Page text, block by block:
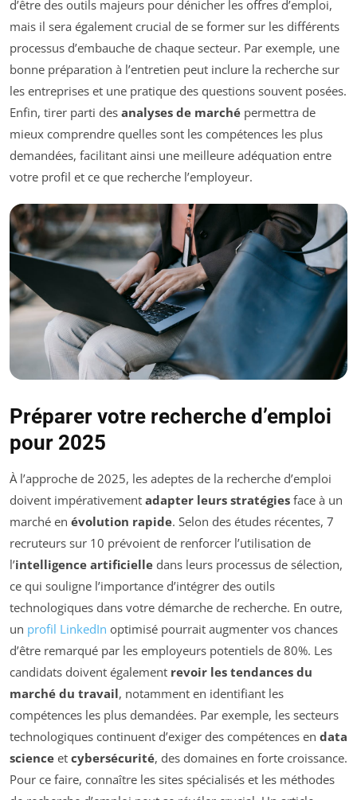
d’être des outils majeurs pour dénicher les offres d’emploi,
mais il sera également crucial de se former sur les différents
processus d’embauche de chaque secteur. Par exemple, une
bonne préparation à l’entretien peut inclure la recherche sur
les entreprises et une pratique des questions souvent posées.
Enfin, tirer parti des analyses de marché permettra de
mieux comprendre quelles sont les compétences les plus
demandées, facilitant ainsi une meilleure adéquation entre
votre profil et ce que recherche l’employeur.
Préparer votre recherche d’emploi
pour 2025
À l’approche de 2025, les adeptes de la recherche d’emploi
doivent impérativement adapter leurs stratégies face à un
marché en évolution rapide. Selon des études récentes, 7
recruteurs sur 10 prévoient de renforcer l’utilisation de
l’intelligence artificielle dans leurs processus de sélection,
ce qui souligne l’importance d’intégrer des outils
technologiques dans votre démarche de recherche. En outre,
un profil LinkedIn optimisé pourrait augmenter vos chances
d’être remarqué par les employeurs potentiels de 80%. Les
candidats doivent également revoir les tendances du
marché du travail, notamment en identifiant les
compétences les plus demandées. Par exemple, les secteurs
technologiques continuent d’exiger des compétences en data
science et cybersécurité, des domaines en forte croissance.
Pour ce faire, connaître les sites spécialisés et les méthodes